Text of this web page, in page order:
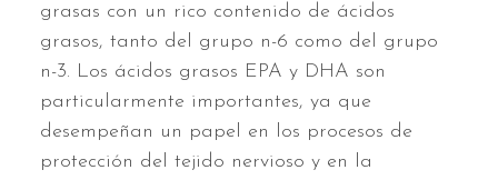
grasas con un rico contenido de ácidos
grasos, tanto del grupo n-6 como del grupo
n-3. Los ácidos grasos EPA y DHA son
particularmente importantes, ya que
desempeñan un papel en los procesos de
protección del tejido nervioso y en la